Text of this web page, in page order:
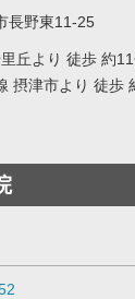
長野東11-25
丘より 徒歩 約
摂津市より 徒歩